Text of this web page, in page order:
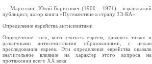
— Марголин, Юлий Борисович (1900 - 1971) - израильский
публицист, автор книги «Путешествие в страну ЗЭ-КА»
Определение еврейства антисемитами
Определение того, кого считать евреем, давалось также и
различными антисемитскими образованиями, с целью
преследования евреев. Эти определения еврейства оказали
значительное влияние на характер этого вопроса на
протяжении всего XX века.